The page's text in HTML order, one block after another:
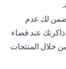
لك عدم
ذاكرتك عند قضاء
خلال المنتجات